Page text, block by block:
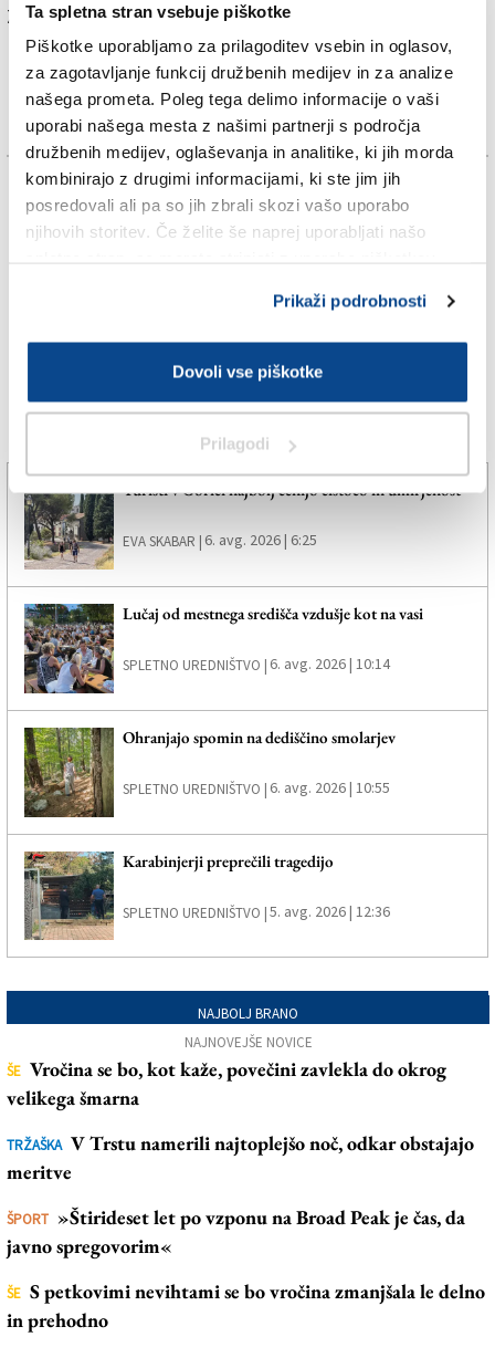
Ta spletna stran vsebuje piškotke
Piškotke uporabljamo za prilagoditev vsebin in oglasov,
za zagotavljanje funkcij družbenih medijev in za analize
našega prometa. Poleg tega delimo informacije o vaši
uporabi našega mesta z našimi partnerji s področja
družbenih medijev, oglaševanja in analitike, ki jih morda
kombinirajo z drugimi informacijami, ki ste jim jih
posredovali ali pa so jih zbrali skozi vašo uporabo
njihovih storitev. Če želite še naprej uporabljati našo
Prikaži podrobnosti
Dovoli vse piškotke
Prilagodi
Za branje in pisanje komentarjevje potrebna prijava
TAGS:
KRONIKA
SPLETNO UREDNIŠTVO
Turisti v Gorici najbolj cenijo čistočo in umirjenost
EVA SKABAR |6. avg. 2026 | 6:25
Lučaj od mestnega središča vzdušje kot na vasi
SPLETNO UREDNIŠTVO | 6. avg. 2026 | 10:14
Ohranjajo spomin na dediščino smolarjev
SPLETNO UREDNIŠTVO | 6. avg. 2026 | 10:55
Karabinjerji preprečili tragedijo
SPLETNO UREDNIŠTVO |5. avg. 2026 | 12:36
NAJBOLJ BRANO
NAJNOVEJŠE NOVICE
ŠE Vročina se bo, kot kaže, povečini zavlekla do okrog
velikega šmarna
TRŽAŠKA V Trstu namerili najtoplejšo noč, odkar obstajajo
meritve
ŠPORT »Štirideset let po vzponu na Broad Peak je čas, da
javno spregovorim«
ŠE S petkovimi nevihtami se bo vročina zmanjšala le delno
in prehodno